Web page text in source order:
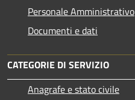
Personale Amministrativo
Documenti e dati
CATEGORIE DI SERVIZIO
Anagrafe e stato civile